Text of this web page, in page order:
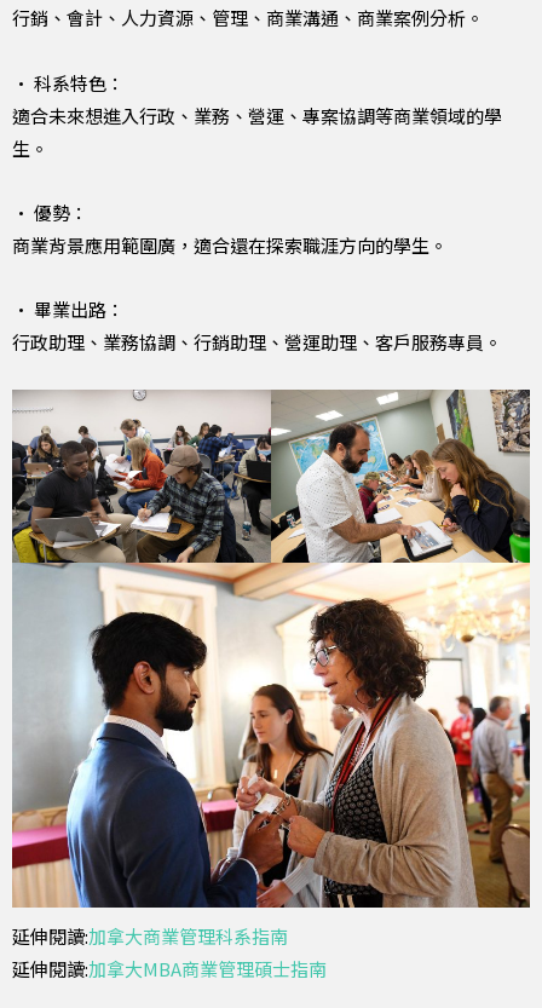
行銷、會計、人力資源、管理、商業溝通、商業案例分析。
• 科系特色：
適合未來想進入行政、業務、營運、專案協調等商業領域的學
生。
• 優勢：
商業背景應用範圍廣，適合還在探索職涯方向的學生。
• 畢業出路：
行政助理、業務協調、行銷助理、營運助理、客戶服務專員。
延伸閱讀:加拿大商業管理科系指南
延伸閱讀:加拿大MBA商業管理碩士指南